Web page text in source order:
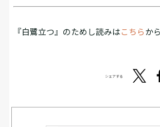
『白鷺立つ』のためし読みは こちら か
シェアする